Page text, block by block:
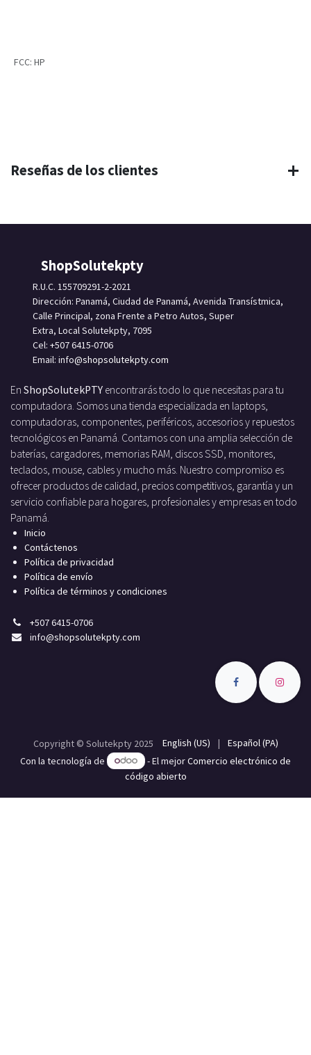
FCC: HP
Reseñas de los clientes
ShopSolutekpty
R.U.C. 155709291-2-2021
Dirección: Panamá, Ciudad de Panamá, Avenida Transístmica,
Calle Principal, zona Frente a Petro Autos, Super
Extra, Local Solutekpty, 7095
Cel: +507 6415-0706
Email: info@shopsolutekpty.com
En ShopSolutekPTY encontrarás todo lo que necesitas para tu
computadora. Somos una tienda especializada en laptops,
computadoras, componentes, periféricos, accesorios y repuestos
tecnológicos en Panamá. Contamos con una amplia selección de
baterías, cargadores, memorias RAM, discos SSD, monitores,
teclados, mouse, cables y mucho más. Nuestro compromiso es
ofrecer productos de calidad, precios competitivos, garantía y un
servicio confiable para hogares, profesionales y empresas en todo
Panamá.
Inicio
Contáctenos
Política de privacidad
Política de envío
Política de términos y condiciones
+507 6415-0706
info@shopsolutekpty.com
Copyright © Solutekpty 2025 English (US) |
Español (PA)
Con la tecnología de
- El mejorComercio electrónico de
código abierto